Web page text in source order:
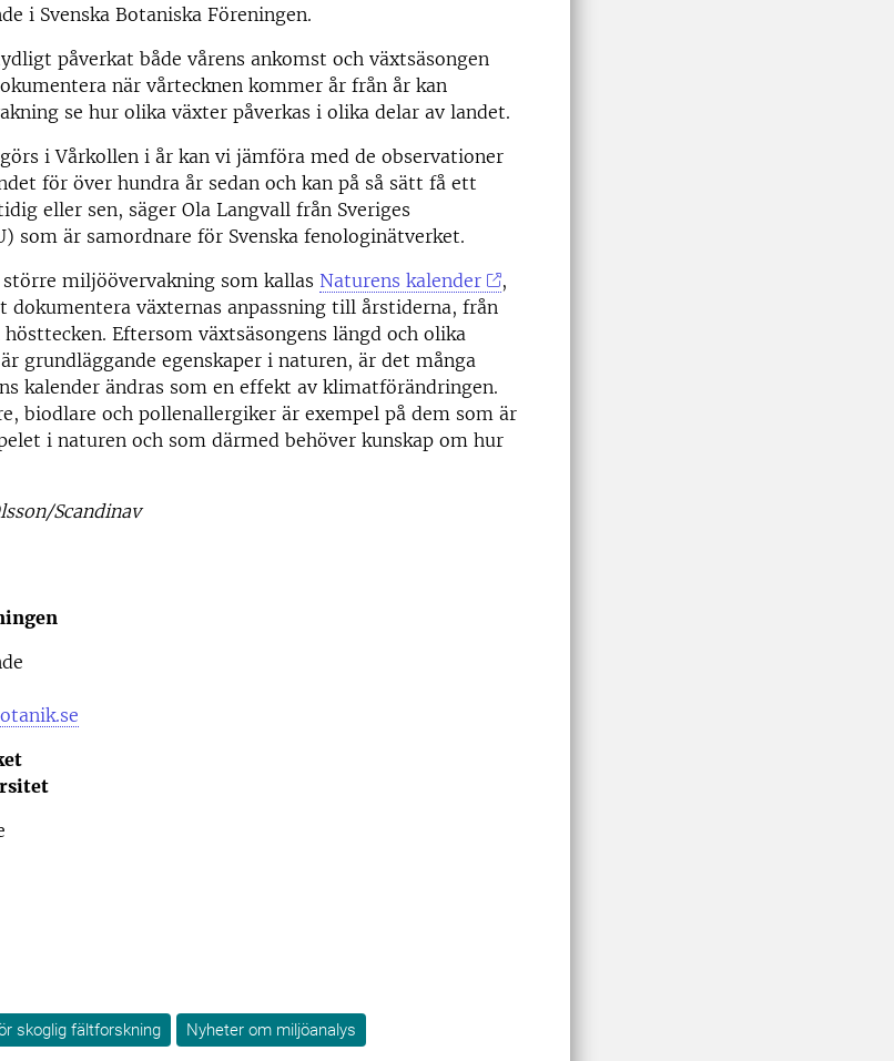
i Svenska Botaniska Föreningen.
påverkat både vårens ankomst och växtsäsongen
när vårtecknen kommer år från år kan
se hur olika växter påverkas i olika delar av landet.
i Vårkollen i år kan vi jämföra med de observationer
för över hundra år sedan och kan på så sätt få ett
eller sen, säger Ola Langvall från Sveriges
som är samordnare för Svenska fenologinätverket.
miljöövervakning som kallas Naturens kalender
,
växternas anpassning till årstiderna, från
Eftersom växtsäsongens längd och olika
grundläggande egenskaper i naturen, är det många
kalender ändras som en effekt av klimatförändringen.
biodlare och pollenallergiker är exempel på dem som är
i naturen och som därmed behöver kunskap om hur
Scandinav
skoglig fältforskning
Nyheter om miljöanalys